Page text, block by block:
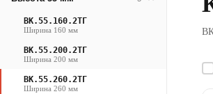
ВК.55.160.2ТГ
Ширина 160 мм
ВК.55.200.2ТГ
Ширина 200 мм
ВК.55.260.2ТГ
Ширина 260 мм